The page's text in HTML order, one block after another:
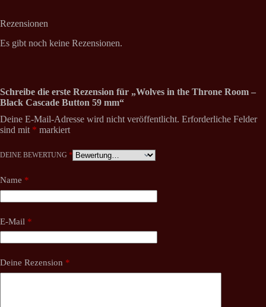
Rezensionen
Es gibt noch keine Rezensionen.
Schreibe die erste Rezension für „Wolves in the Throne Room –
Black Cascade Button 59 mm“
Deine E-Mail-Adresse wird nicht veröffentlicht. Erforderliche Felder
sind mit * markiert
DEINE BEWERTUNG *
Name *
E-Mail *
Deine Rezension *